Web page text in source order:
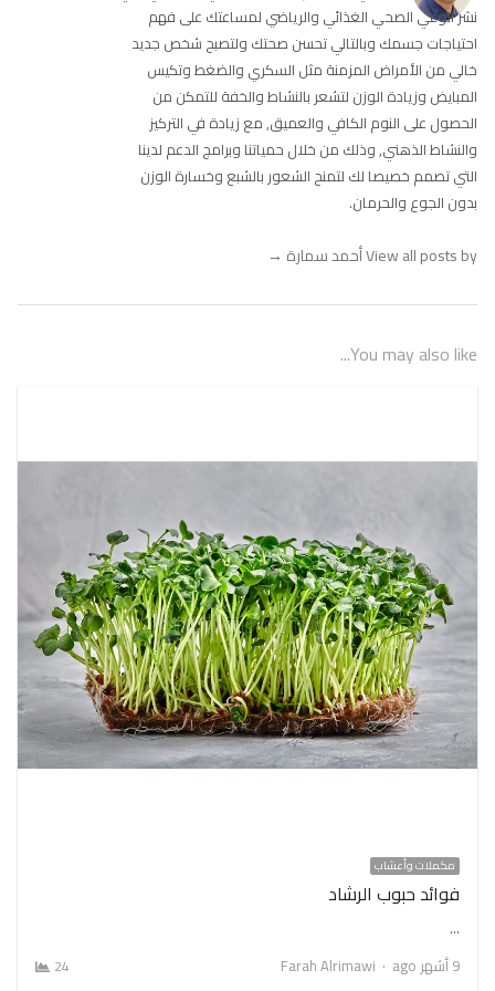
نشر الوعي الصحي الغذائي والرياضي لمساعتك على فهم
احتياجات جسمك وبالتالي تحسن صحتك ولتصبح شخص جديد
خالي من الأمراض المزمنة مثل السكري والضغط وتكيس
المبايض وزيادة الوزن لتشعر بالنشاط والخفة للتمكن من
الحصول على النوم الكافي والعميق, مع زيادة في التركيز
والنشاط الذهني, وذلك من خلال حمياتنا وبرامج الدعم لدينا
التي تصمم خصيصا لك لتمنح الشعور بالشبع وخسارة الوزن
بدون الجوع والحرمان.
View all posts by أحمد سمارة →
You may also like...
مكملات وأعشاب
فوائد حبوب الرشاد
…
9 أشهر ago
Author
Farah Alrimawi
24